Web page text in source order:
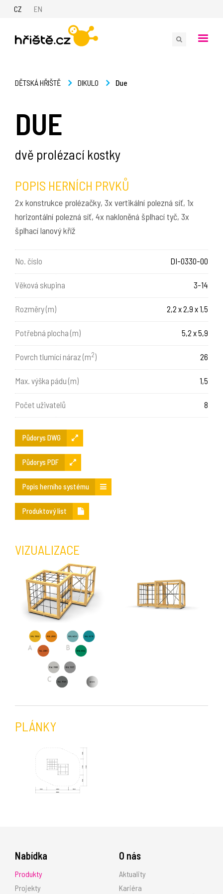
CZ EN
DĚTSKÁ HŘIŠTĚ DIKULO Due
DUE
dvě prolézací kostky
POPIS HERNÍCH PRVKŮ
2x konstrukce prolézačky, 3x vertikální polezná síť, 1x
horizontální polezná síť, 4x nakloněná šplhací tyč, 3x
šplhací lanový kříž
No. číslo DI-0330-00
Věková skupina 3-14
Rozměry (m) 2,2 x 2,9 x 1,5
Potřebná plocha (m) 5,2 x 5,9
Povrch tlumící náraz (m2) 26
Max. výška pádu (m) 1,5
Počet uživatelů 8
Půdorys DWG
Půdorys PDF
Popis herního systému
Produktový list
VIZUALIZACE
PLÁNKY
Nabídka
Produkty
Projekty
O nás
Aktuality
Kariéra